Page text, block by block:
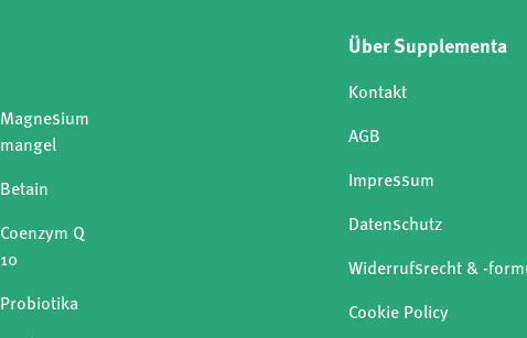
Magnesium
mangel
Betain
Coenzym Q
10
Probiotika
Über Supplementa
Kontakt
AGB
Impressum
Datenschutz
Widerrufsrecht & -
Cookie Policy